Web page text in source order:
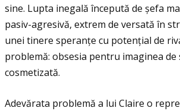
sine. Lupta inegală începută de șefa
pasiv-agresivă, extrem de versată în
unei tinere speranţe cu potenţial de
problemă: obsesia pentru imaginea de
cosmetizată.
Adevărata problemă a lui Claire o